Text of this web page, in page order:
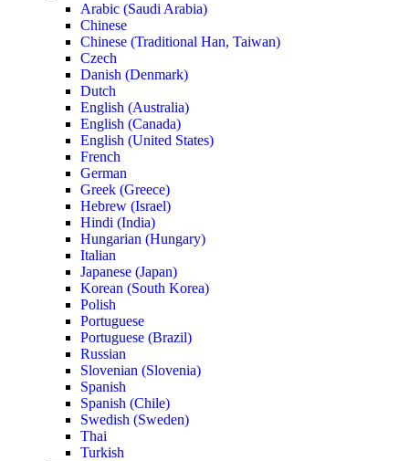
Arabic (Saudi Arabia)
Chinese
Chinese (Traditional Han, Taiwan)
Czech
Danish (Denmark)
Dutch
English (Australia)
English (Canada)
English (United States)
French
German
Greek (Greece)
Hebrew (Israel)
Hindi (India)
Hungarian (Hungary)
Italian
Japanese (Japan)
Korean (South Korea)
Polish
Portuguese
Portuguese (Brazil)
Russian
Slovenian (Slovenia)
Spanish
Spanish (Chile)
Swedish (Sweden)
Thai
Turkish